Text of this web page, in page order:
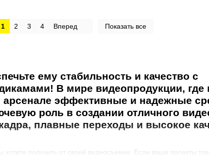
ему стабильность и качество с
В мире видеопродукции, где
эффективные и надежные
роль в создании отличного
плавные переходы и высокое
получить от своей видеосъемки. Если ваши проекты
1 2 3 4 Вперед Показать все